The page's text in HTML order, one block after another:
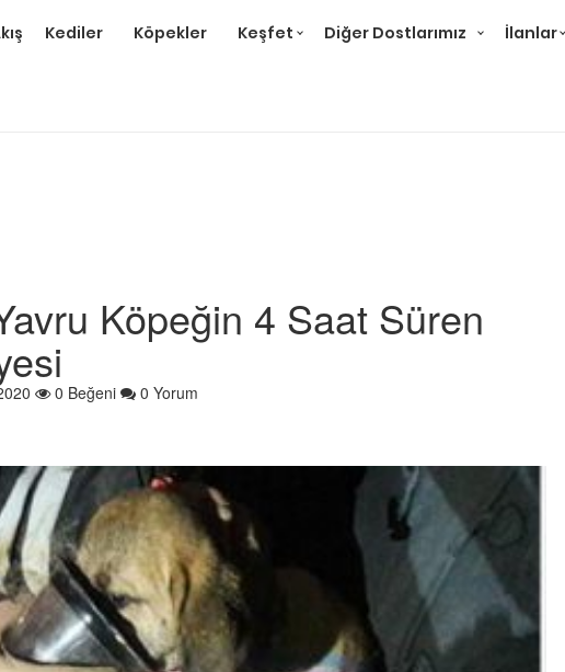
Kediler Köpekler Keşfet Diğer Dostlarımız İlanlar
Köpeğin 4 Saat Süren
0 Beğeni 0 Yorum
Hayvan
İlgili Ünlü Sözler ve
Hayvan Barınakları
Kolay 14 Evcil Hayvan
01.01.2025
Köpeklerle İlgili Ünlü Sözler ve
03.04.2024
İzmir’deki Hayvan Barınakları